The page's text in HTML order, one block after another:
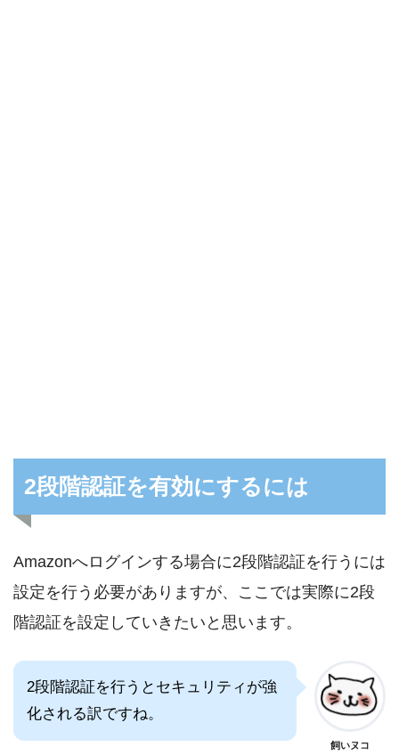
2段階認証を有効にするには
Amazonへログインする場合に2段階認証を行うには
設定を行う必要がありますが、ここでは実際に2段
階認証を設定していきたいと思います。
2段階認証を行うとセキュリティが強
化される訳ですね。
飼いヌコ